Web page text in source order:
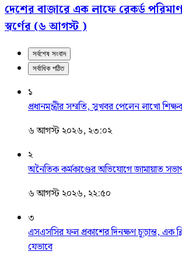
দেশের বাজারে এক লাফে রেকর্ড
স্বর্ণের (৬ আগস্ট )
সর্বশেষ সংবাদ
সর্বাধিক পঠিত
১
প্রধানমন্ত্রীর সম্মতি, সুখবর পেলেন লাখো
৬ আগস্ট ২০২৬, ২৩:০২
২
অনৈতিক কর্মকাণ্ডের অভিযোগে জামায়াত
৬ আগস্ট ২০২৬, ২২:৫০
৩
এসএসসির ফল প্রকাশের দিনক্ষণ চূড়ান্ত, এক
যেভাবে